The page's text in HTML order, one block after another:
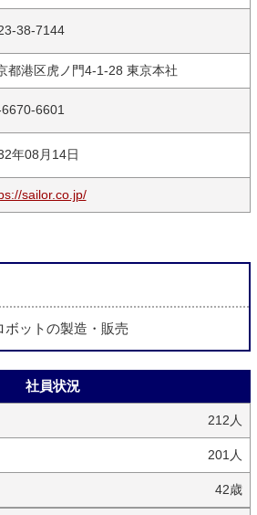
38-7144
都港区虎ノ門4-1-28 東京本社
6601
年08月14日
sailor.co.jp/
ボットの製造・販売
社員状況
212人
201人
42歳